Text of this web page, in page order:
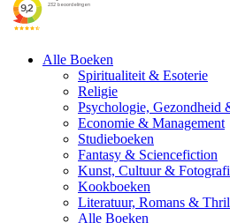
Alle Boeken
Spiritualiteit & Esoterie
Religie
Psychologie, Gezondheid
Economie & Management
Studieboeken
Fantasy & Sciencefiction
Kunst, Cultuur &
Kookboeken
Literatuur, Romans &
Alle Boeken